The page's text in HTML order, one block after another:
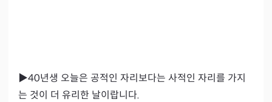
▶40년생 오늘은 공적인 자리보다는 사적인 자리를 가지
는 것이 더 유리한 날이랍니다.